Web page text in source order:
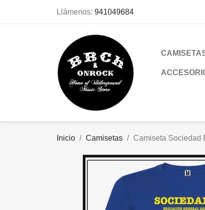
Llámenos: 941049684
Inicio Camisetas Camiseta Sociedad